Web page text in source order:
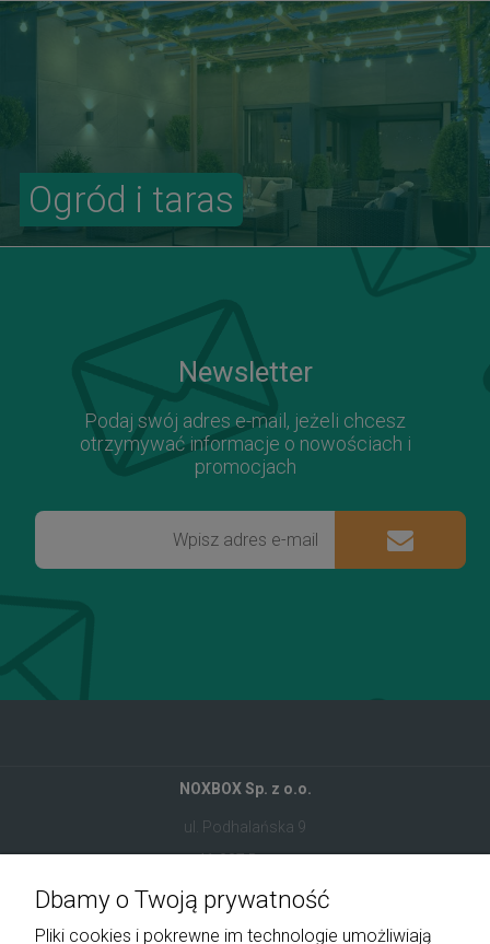
Ogród i taras
Newsletter
Podaj swój adres e-mail, jeżeli chcesz
otrzymywać informacje o nowościach i
promocjach
NOXBOX Sp. z o.o.
ul. Podhalańska 9
41-907 Bytom
+48 534 555 344
Dbamy o Twoją prywatność
Pliki cookies i pokrewne im technologie umożliwiają